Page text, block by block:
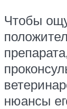
Чтобы
нюансы